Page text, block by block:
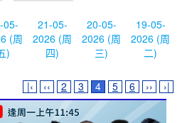
05-
(周
)
21-05-
2026 (周
四)
20-05-
2026 (周
三)
19-05-
2026 (周
二)
|‹ ‹‹ 2 3 4 5 6 ›› ›|